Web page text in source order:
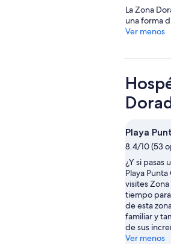
La Zona
una forma
Ver menos
Playa
8.4/10 (53
¿Y si pasas
Playa
visites Zona
tiempo
de esta
familiar y
de sus
Ver menos